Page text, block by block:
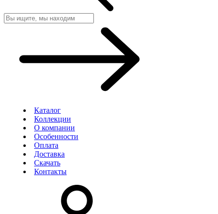
Каталог
Коллекции
О компании
Особенности
Оплата
Доставка
Скачать
Контакты